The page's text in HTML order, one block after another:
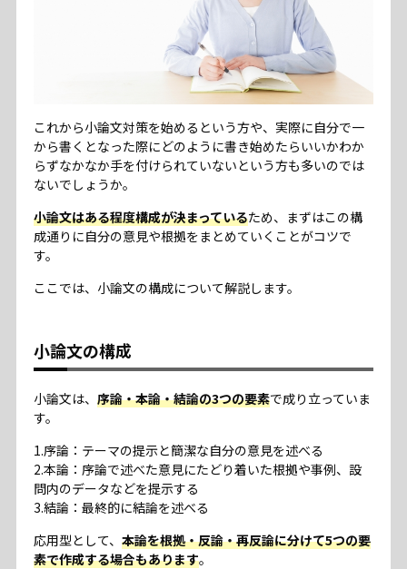
これから小論文対策を始めるという方や、実際に自分で一
から書くとなった際にどのように書き始めたらいいかわか
らずなかなか手を付けられていないという方も多いのでは
ないでしょうか。
小論文はある程度構成が決まっているため、まずはこの構
成通りに自分の意見や根拠をまとめていくことがコツで
す。
ここでは、小論文の構成について解説します。
小論文の構成
小論文は、 序論・本論・結論の3つの要素で成り立っていま
す。
1.序論：テーマの提示と簡潔な自分の意見を述べる
2.本論：序論で述べた意見にたどり着いた根拠や事例、設
問内のデータなどを提示する
3.結論：最終的に結論を述べる
応用型として、 本論を根拠・反論・再反論に分けて5つの要
素で作成する場合もあります。